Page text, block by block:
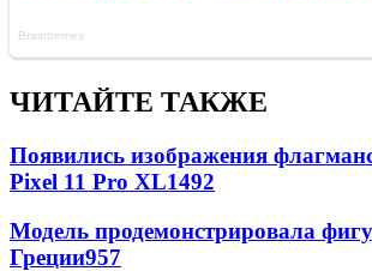
ЧИТАЙТЕ ТАКЖЕ
Появились изображения
Pixel 11 Pro XL1492
Модель продемонстрировала
Греции957